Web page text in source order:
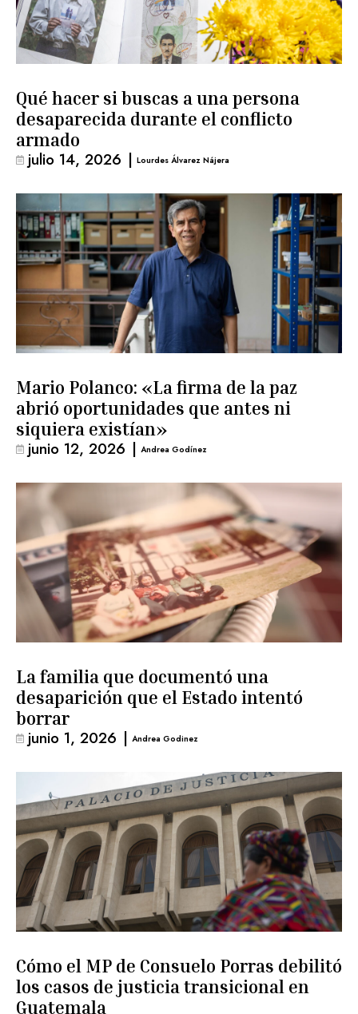
Qué hacer si buscas a una persona
desaparecida durante el conflicto
armado
julio 14, 2026 | Lourdes Álvarez Nájera
Mario Polanco: «La firma de la paz
abrió oportunidades que antes ni
siquiera existían»
junio 12, 2026 | Andrea Godínez
La familia que documentó una
desaparición que el Estado intentó
borrar
junio 1, 2026 | Andrea Godinez
Cómo el MP de Consuelo Porras debilitó
los casos de justicia transicional en
Guatemala